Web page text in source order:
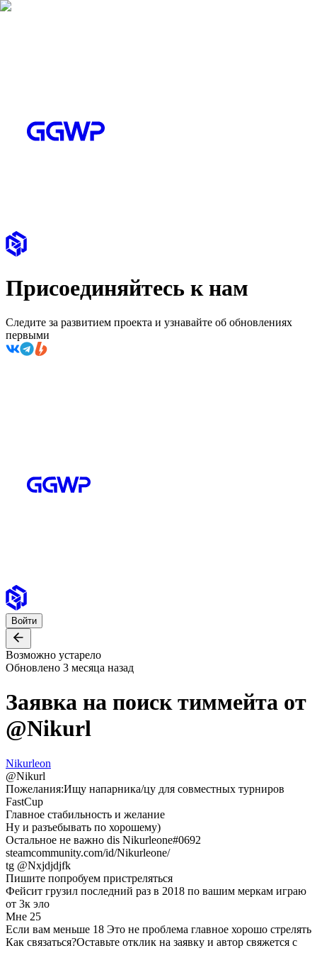
Присоединяйтесь к нам
Следите за развитием проекта и узнавайте об обновлениях
первыми
Войти
Возможно устарело
Обновлено 3 месяца назад
Заявка на поиск тиммейта от
@Nikurl
Nikurleon
@Nikurl
Пожелания:Ищу напарника/цу для совместных турниров
FastCup
Главное стабильность и желание
Ну и разъебывать по хорошему)
Остальное не важно dis Nikurleone#0692
steamcommunity.com/id/Nikurleone/
tg @Nxjdjdjfk
Пишите попробуем пристреляться
Фейсит грузил последний раз в 2018 по вашим меркам играю
от 3к эло
Мне 25
Если вам меньше 18 Это не проблема главное хорошо стрелять
Как связаться?Оставьте отклик на заявку и автор свяжется с